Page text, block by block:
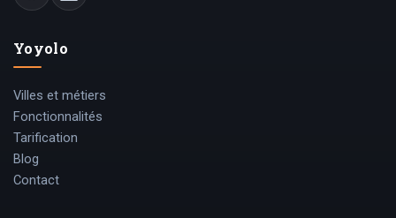
Yoyolo
Villes et métiers
Fonctionnalités
Tarification
Blog
Contact